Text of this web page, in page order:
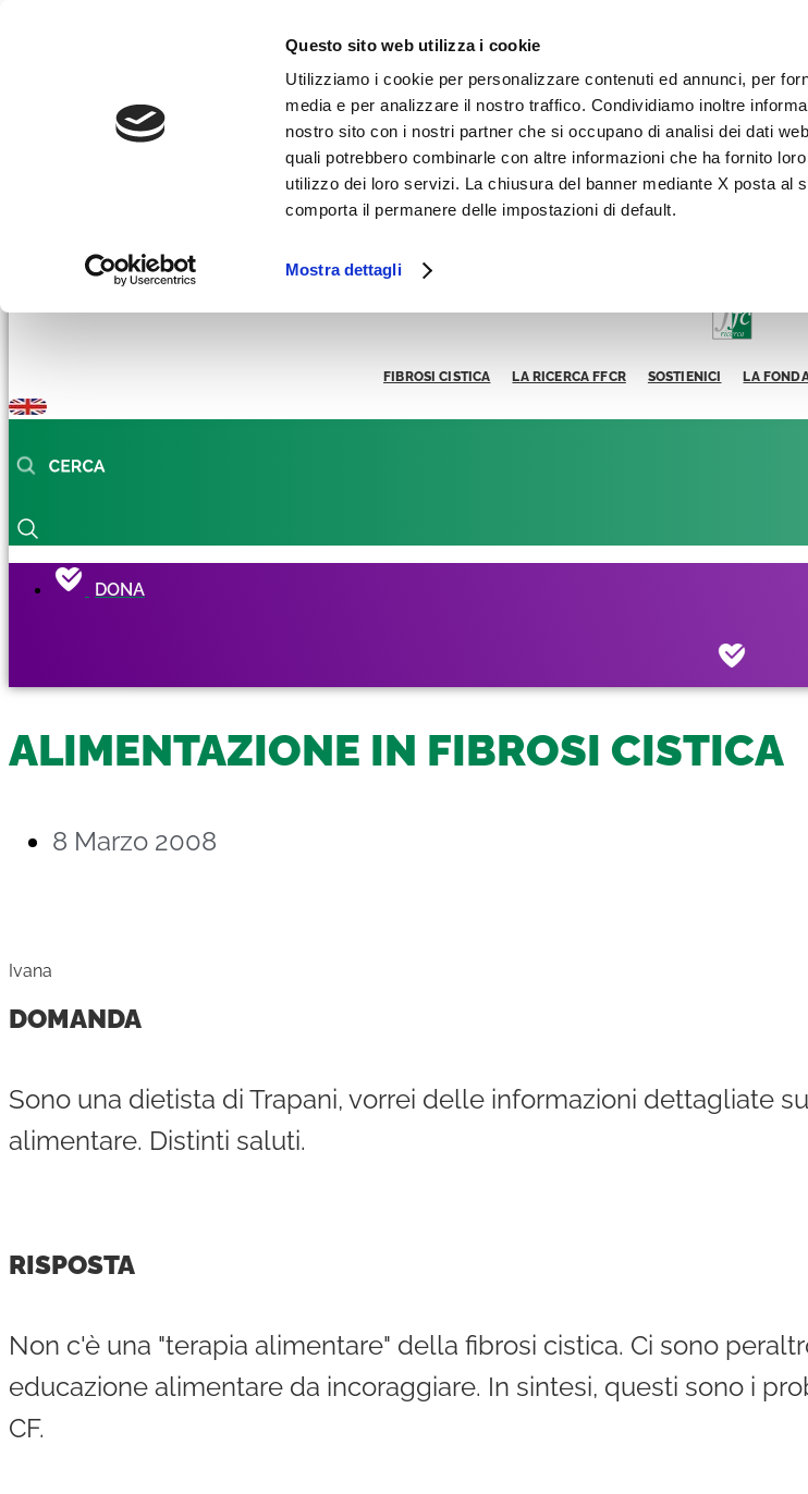
Questo sito web utilizza i cookie
Utilizziamo i cookie per personalizzare contenuti ed annunci, per
media e per analizzare il nostro traffico. Condividiamo inoltre
nostro sito con i nostri partner che si occupano di analisi dei dati
quali potrebbero combinarle con altre informazioni che ha fornito
utilizzo dei loro servizi. La chiusura del banner mediante X posta al
comporta il permanere delle impostazioni di default.
Mostra dettagli
AREA STAMPA
FIBROSI CISTICA LA RICERCA FFCR SOSTIENICI LA
DONA
ALIMENTAZIONE IN FIBROSI CISTICA
8 Marzo 2008
Ivana
DOMANDA
Sono una dietista di Trapani, vorrei delle informazioni dettagliate
alimentare. Distinti saluti.
RISPOSTA
Non c'è una "terapia alimentare" della fibrosi cistica. Ci sono
educazione alimentare da incoraggiare. In sintesi, questi sono i
CF.